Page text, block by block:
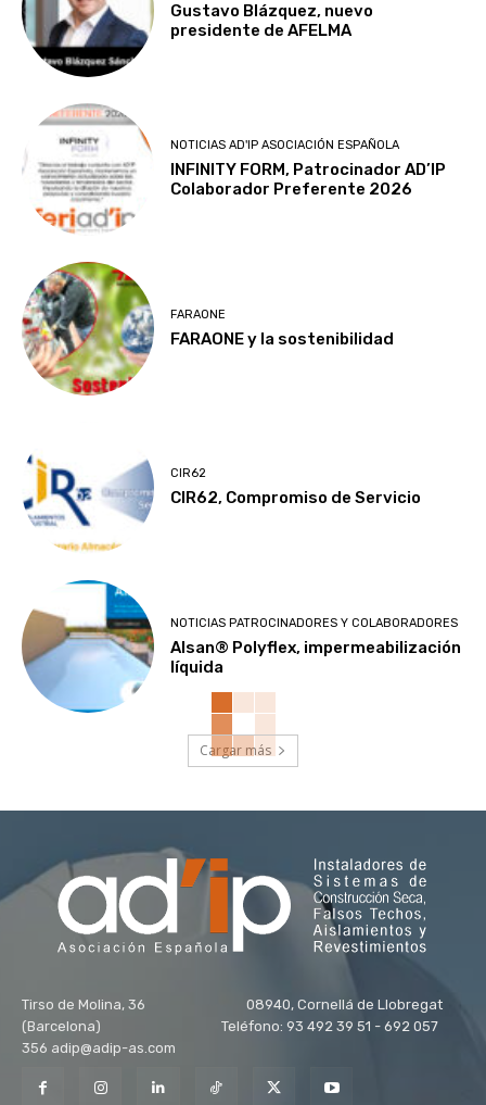
Gustavo Blázquez, nuevo
presidente de AFELMA
NOTICIAS AD'IP ASOCIACIÓN ESPAÑOLA
INFINITY FORM, Patrocinador AD’IP
Colaborador Preferente 2026
FARAONE
FARAONE y la sostenibilidad
CIR62
CIR62, Compromiso de Servicio
NOTICIAS PATROCINADORES Y COLABORADORES
Alsan® Polyflex, impermeabilización
líquida
Cargar más
Tirso de Molina, 36 08940, Cornellá de Llobregat
(Barcelona) Teléfono: 93 492 39 51 - 692 057
356 adip@adip-as.com